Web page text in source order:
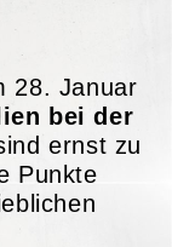
28. Januar
bei der
ernst zu
Punkte